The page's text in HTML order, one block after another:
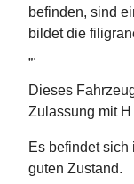
befinden, sind
bildet die
„.
Dieses
Zulassung mit
Es befindet
guten Zustand.